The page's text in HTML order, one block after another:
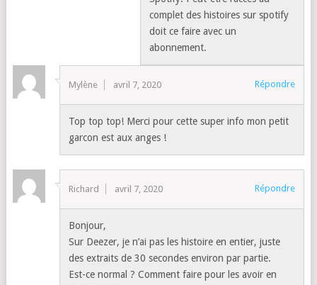
complet des histoires sur spotify
doit ce faire avec un
abonnement.
Mylène avril 7, 2020 Répondre
Top top top! Merci pour cette super info mon petit
garcon est aux anges !
Richard avril 7, 2020 Répondre
Bonjour,
Sur Deezer, je n’ai pas les histoire en entier, juste
des extraits de 30 secondes environ par partie.
Est-ce normal ? Comment faire pour les avoir en